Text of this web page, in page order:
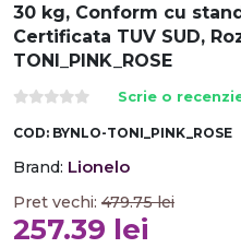
30 kg, Conform cu
Certificata TUV SUD,
TONI_PINK_ROSE
Scrie o
COD: BYNLO-TONI_PINK_ROSE
Brand: Lionelo
Pret vechi: 479.75 lei
257.39 lei